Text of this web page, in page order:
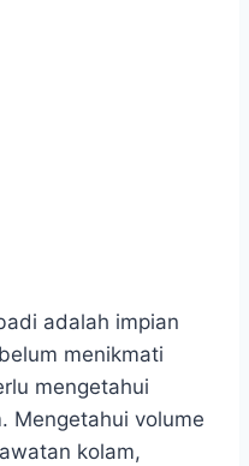
adalah impian
menikmati
mengetahui
Mengetahui volume
kolam,